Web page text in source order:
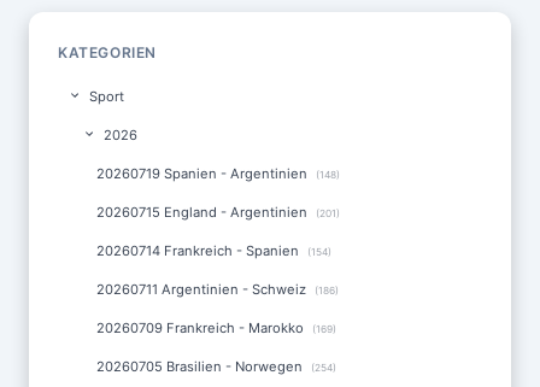
KATEGORIEN
Sport
2026
20260719 Spanien - Argentinien (148)
20260715 England - Argentinien (201)
20260714 Frankreich - Spanien (154)
20260711 Argentinien - Schweiz (186)
20260709 Frankreich - Marokko (169)
20260705 Brasilien - Norwegen (254)